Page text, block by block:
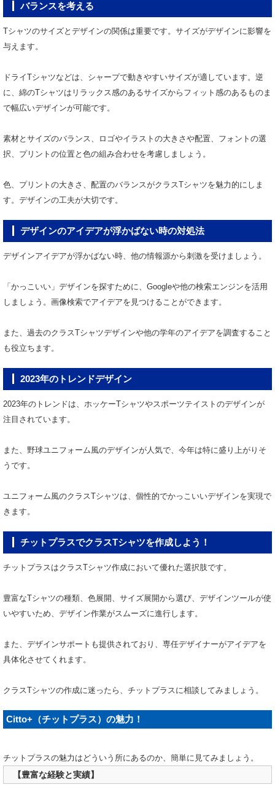
バランスを考える
Tシャツのサイズとデザインの関係は重要です。サイズがデザインに影響を
与えます。
ドライTシャツなどは、シャープで動きやすいサイズが適しています。逆
に、綿のTシャツはリラックス感のあるサイズからフィット感のあるものま
で幅広いデザインが可能です。
素材とサイズのバランス、ロゴやイラストの大きさや配置、フォントの選
択、プリントの位置と色の組み合わせを考慮しましょう。
色、プリントの大きさ、配置のバランスがクラスTシャツを魅力的にしま
す。デザインの工夫が大切です。
デザインのアイデアが浮かばない時の対処法
デザインアイデアが浮かばない時、他の情報源から刺激を受けましょう。
「かっこいい」デザインを探すために、Googleや他の検索エンジンを活用
しましょう。画像検索でアイデアを見つけることができます。
また、過去のクラスTシャツデザインや他の学年のアイデアを調査すること
も役立ちます。
2023年のトレンドデザイン
2023年のトレンドは、ホッケーTシャツやスポーツテイストのデザインが
注目されています。
また、野球ユニフォーム風のデザインが人気で、今年は特に盛り上がりそ
うです。
ユニフォーム風のクラスTシャツは、個性的でかっこいいデザインを実現で
きます。
チットプラスでクラスTシャツを作成しよう！
チットプラスはクラスTシャツ作成において優れた選択肢です。
豊富なTシャツの種類、色展開、サイズ展開から選び、デザインツールが使
いやすいため、デザイン作業がスムーズに進行します。
また、デザインサポートも提供されており、専任デザイナーがアイデアを
具体化させてくれます。
クラスTシャツの作成に迷ったら、チットプラスに相談してみましょう。
Citto+（チットプラス）の魅力！
チットプラスの魅力はどういう所にあるのか、簡単に見てみましょう。
【豊富な経験と実績】